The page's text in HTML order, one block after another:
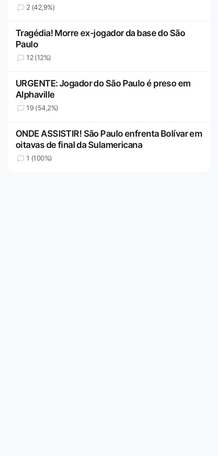
2 (42,9%)
Tragédia! Morre ex-jogador da base do São
Paulo
12 (12%)
URGENTE: Jogador do São Paulo é preso em
Alphaville
19 (54,2%)
ONDE ASSISTIR! São Paulo enfrenta Bolívar em
oitavas de final da Sulamericana
1 (100%)